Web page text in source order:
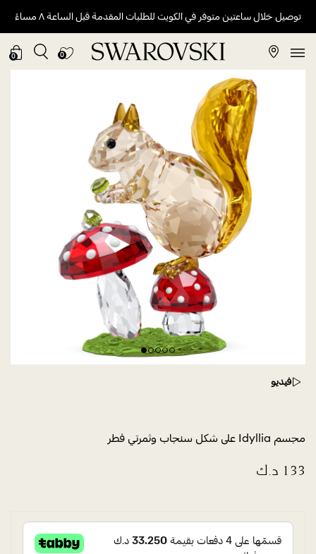
توصيل خلال ساعتين متوفر في الكويت للطلبات المقدمة قبل الساعة ٨ مساءً
0
0
فيديو
مجسم Idyllia على شكل سنجاب وثمرتي فطر